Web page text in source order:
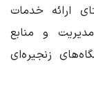
ارائه ‌خدمات
و منابع
زنجیره‌ای